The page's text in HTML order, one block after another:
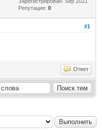
Репутация:0
#1
Ответ